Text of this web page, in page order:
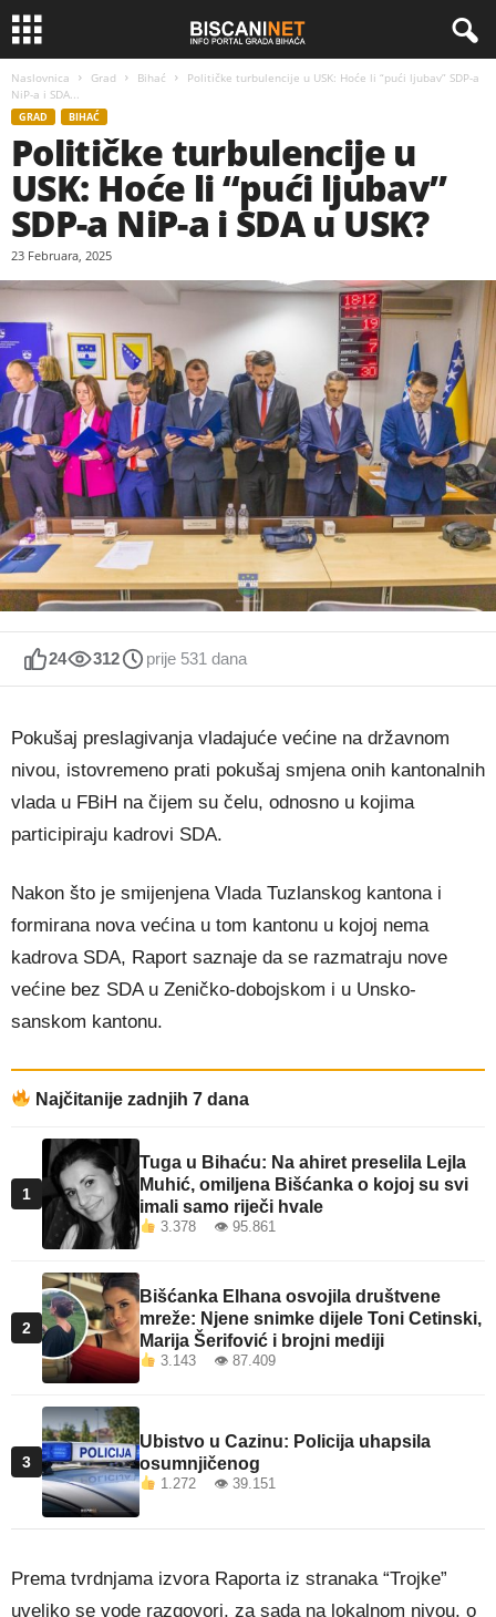
Naslovnica Grad Bihać
Političke turbulencije u USK: Hoće li “pući ljubav” SDP-a
NiP-a i SDA...
GRAD BIHAĆ
Političke turbulencije u
USK: Hoće li “pući ljubav”
SDP-a NiP-a i SDA u USK?
23 Februara, 2025
24 312 prije 531 dana
Pokušaj preslagivanja vladajuće većine na državnom
nivou, istovremeno prati pokušaj smjena onih kantonalnih
vlada u FBiH na čijem su čelu, odnosno u kojima
participiraju kadrovi SDA.
Nakon što je smijenjena Vlada Tuzlanskog kantona i
formirana nova većina u tom kantonu u kojoj nema
kadrova SDA, Raport saznaje da se razmatraju nove
većine bez SDA u Zeničko-dobojskom i u Unsko-
sanskom kantonu.
Najčitanije zadnjih 7 dana
1
Tuga u Bihaću: Na ahiret preselila Lejla
Muhić, omiljena Bišćanka o kojoj su svi
imali samo riječi hvale
3.378 👁 95.861
2
Bišćanka Elhana osvojila društvene
mreže: Njene snimke dijele Toni Cetinski,
Marija Šerifović i brojni mediji
3.143 👁 87.409
3
Ubistvo u Cazinu: Policija uhapsila
osumnjičenog
1.272 👁 39.151
Prema tvrdnjama izvora Raporta iz stranaka “Trojke”
uveliko se vode razgovori, za sada na lokalnom nivou, o